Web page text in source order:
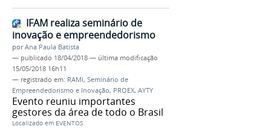
IFAM realiza seminário de
inovação e empreendedorismo
porAna Paula Batista
— publicado 18/04/2018 — última modificação
15/05/2018 16h11
— registrado em: RAMI, Seminário de
Empreendedorismo e Inovação, PROEX, AYTY
Evento reuniu importantes
gestores da área de todo o Brasil
Localizado em EVENTOS